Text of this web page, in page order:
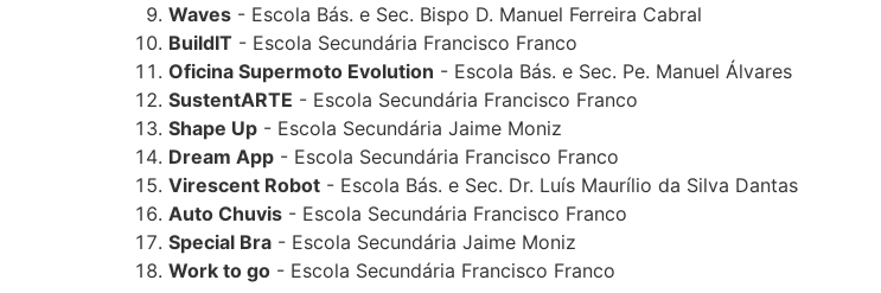
Waves - Escola Bás. e Sec. Bispo D. Manuel Ferreira Cabral
BuildIT - Escola Secundária Francisco Franco
Oficina Supermoto Evolution - Escola Bás. e Sec. Pe. Manuel Álvares
SustentARTE - Escola Secundária Francisco Franco
Shape Up - Escola Secundária Jaime Moniz
Dream App - Escola Secundária Francisco Franco
Virescent Robot - Escola Bás. e Sec. Dr. Luís Maurílio da Silva Dantas
Auto Chuvis - Escola Secundária Francisco Franco
Special Bra - Escola Secundária Jaime Moniz
Work to go - Escola Secundária Francisco Franco